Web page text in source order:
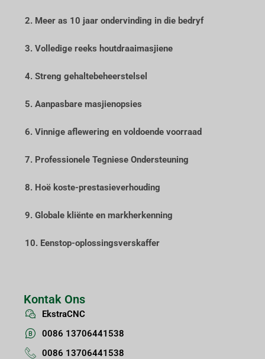
2. Meer as 10 jaar ondervinding in die bedryf
3. Volledige reeks houtdraaimasjiene
4. Streng gehaltebeheerstelsel
5. Aanpasbare masjienopsies
6. Vinnige aflewering en voldoende voorraad
7. Professionele Tegniese Ondersteuning
8. Hoë koste-prestasieverhouding
9. Globale kliënte en markherkenning
10. Eenstop-oplossingsverskaffer
Kontak Ons
EkstraCNC
0086 13706441538
0086 13706441538